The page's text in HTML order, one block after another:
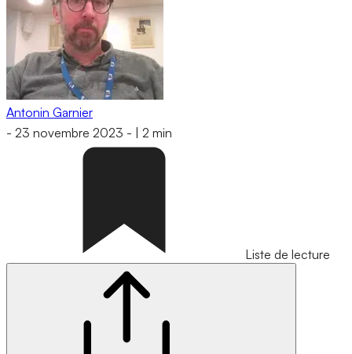
Antonin Garnier
- 23 novembre 2023 - 2 min
Liste de lecture